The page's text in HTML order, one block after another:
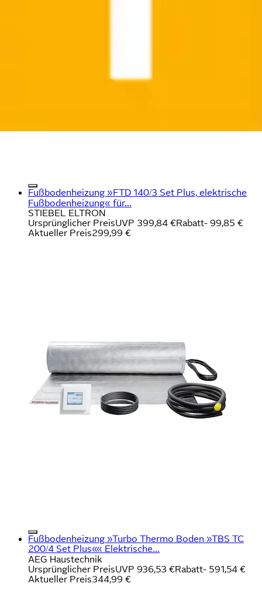
Fußbodenheizung »FTD 140/3 Set Plus, elektrische
Fußbodenheizung« für...
STIEBEL ELTRON
Ursprünglicher PreisUVP 399,84 €Rabatt- 99,85 €
Aktueller Preis299,99 €
Fußbodenheizung »Turbo Thermo Boden »TBS TC
200/4 Set Plus«« Elektrische...
AEG Haustechnik
Ursprünglicher PreisUVP 936,53 €Rabatt- 591,54 €
Aktueller Preis344,99 €